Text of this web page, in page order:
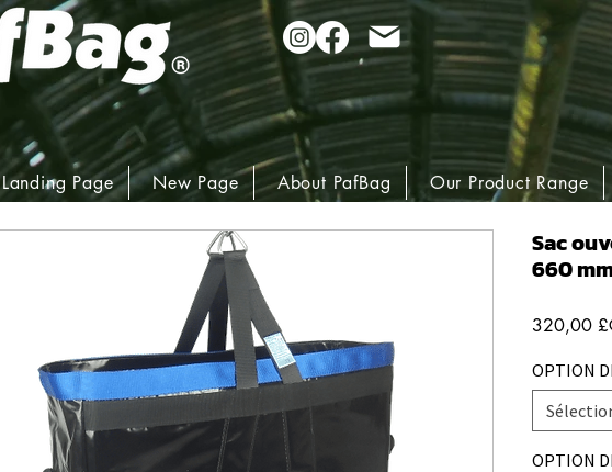
Landing Page New Page About PafBag Our Product Range
Sac
660
320,00
OPTION
OPTION